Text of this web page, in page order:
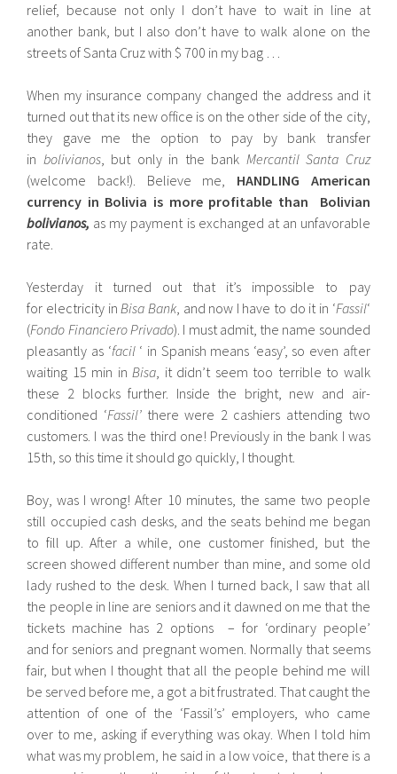
relief, because not only I don’t have to wait in line at
another bank, but I also don’t have to walk alone on the
streets of Santa Cruz with $ 700 in my bag …
When my insurance company changed the address and it
turned out that its new office is on the other side of the city,
they gave me the option to pay by bank transfer
in bolivianos, but only in the bank Mercantil Santa Cruz
(welcome back!). Believe me, HANDLING American
currency in Bolivia is more profitable than Bolivian
bolivianos, as my payment is exchanged at an unfavorable
rate.
Yesterday it turned out that it’s impossible to pay
for electricity inBisa Bank, and now I have to do it in ‘Fassil‘
(Fondo Financiero Privado). I must admit, the name sounded
pleasantly as ‘facil‘ in Spanish means ‘easy’, so even after
waiting 15 min inBisa, it didn’t seem too terrible to walk
these 2 blocks further. Inside the bright, new and air-
conditioned ‘Fassil’there were 2 cashiers attending two
customers. I was the third one! Previously in the bank I was
15th, so this time it should go quickly, I thought.
Boy, was I wrong! After 10 minutes, the same two people
still occupied cash desks, and the seats behind me began
to fill up. After a while, one customer finished, but the
screen showed different number than mine, and some old
lady rushed to the desk. When I turned back, I saw that all
the people in line are seniors and it dawned on me that the
tickets machine has 2 options – for ‘ordinary people’
and for seniors and pregnant women. Normally that seems
fair, but when I thought that all the people behind me will
be served before me, a got a bit frustrated. That caught the
attention of one of the ‘Fassil’s’ employers, who came
over to me, asking if everything was okay. When I told him
what was my problem, he said in a low voice, that there is a